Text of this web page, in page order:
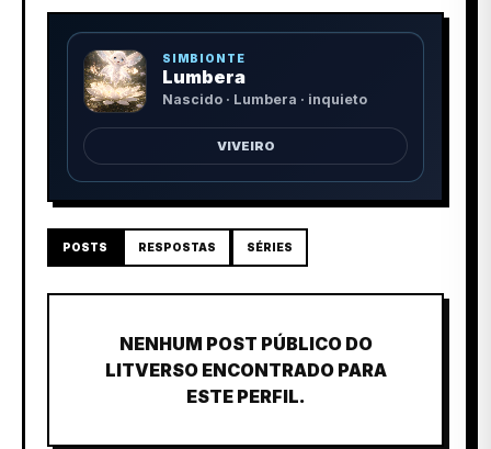
SIMBIONTE
Lumbera
Nascido · Lumbera · inquieto
VIVEIRO
POSTS RESPOSTAS SÉRIES
NENHUM POST PÚBLICO DO
LITVERSO ENCONTRADO PARA
ESTE PERFIL.